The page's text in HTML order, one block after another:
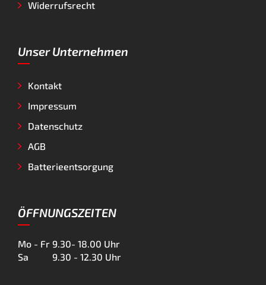
Widerrufsrecht
Unser Unternehmen
Kontakt
Impressum
Datenschutz
AGB
Batterieentsorgung
ÖFFNUNGSZEITEN
Mo - Fr 9.30- 18.00 Uhr
Sa
9.30 - 12.30 Uhr